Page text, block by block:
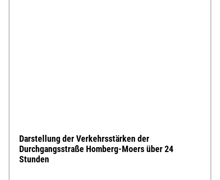
Darstellung der Verkehrsstärken der
Durchgangsstraße Homberg-Moers über 24
Stunden